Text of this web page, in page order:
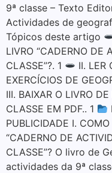
9ª classe – Texto
Actividades de
Tópicos deste artigo
LIVRO “CADERNO DE
CLASSE”?. 1
II. LER
EXERCÍCIOS DE
III. BAIXAR O LIVRO
CLASSE EM PDF.. 1
PUBLICIDADE I.
“CADERNO DE
CLASSE”? O livro de
actividades da 9ª